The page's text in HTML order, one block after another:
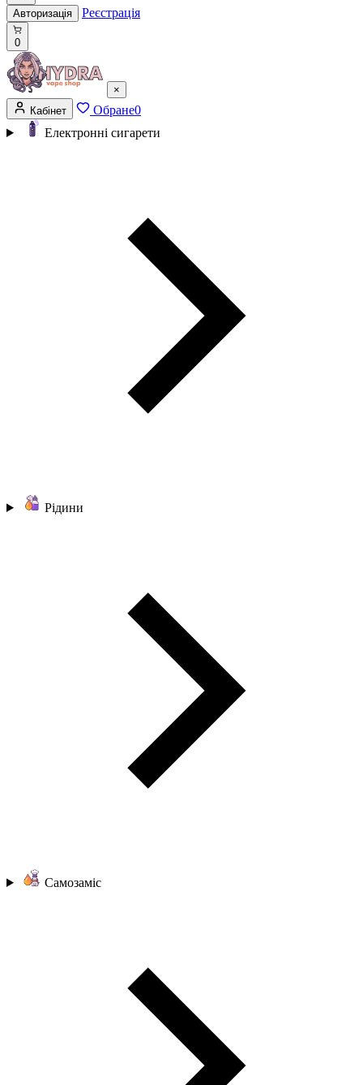
Авторизація Реєстрація
0
×
Кабінет
Обране0
Електронні сигарети
Рідини
Самозаміс